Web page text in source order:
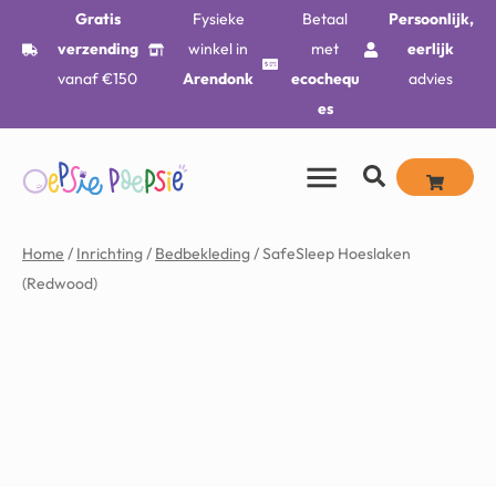
Gratis
verzending
vanaf €150
Fysieke
winkel in
Arendonk
Betaal
met
ecochequ
es
Persoonlijk,
eerlijk
advies
Home / Inrichting/ Bedbekleding/ SafeSleep Hoeslaken
(Redwood)